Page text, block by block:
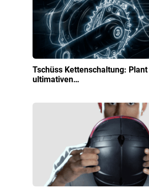
Tschüss Kettenschaltung:
ultimativen…